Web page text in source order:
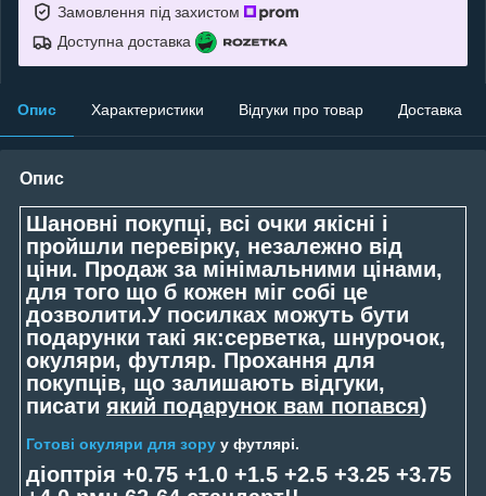
Замовлення під захистом
Доступна доставка
Опис Характеристики Відгуки про товар Доставка
Опис
Шановні покупці, всі очки якісні і
пройшли перевірку, незалежно від
ціни. Продаж за мінімальними цінами,
для того що б кожен міг собі це
дозволити.У посилках можуть бути
подарунки такі як:серветка, шнурочок,
окуляри, футляр. Прохання для
покупців, що залишають відгуки,
писати який подарунок вам попався)
Готові окуляри для зору у футлярі.
діоптрія +0.75 +1.0 +1.5 +2.5 +3.25 +3.75